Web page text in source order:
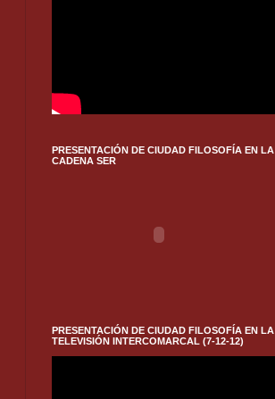
PRESENTACIÓN DE CIUDAD FILOSOFÍA EN LA
CADENA SER
PRESENTACIÓN DE CIUDAD FILOSOFÍA EN LA
TELEVISIÓN INTERCOMARCAL (7-12-12)